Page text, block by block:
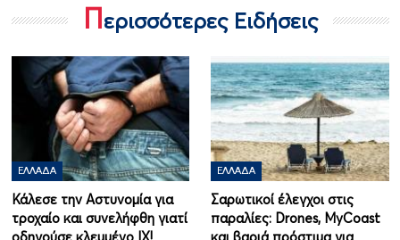
Περισσότερες Ειδήσεις
ΕΛΛΆΔΑ
Κάλεσε την Αστυνομία για
τροχαίο και συνελήφθη γιατί
οδηγούσε κλεμμένο ΙΧ!
ΕΛΛΆΔΑ
Σαρωτικοί έλεγχοι στις
παραλίες: Drones, MyCoast
και βαριά πρόστιμα για